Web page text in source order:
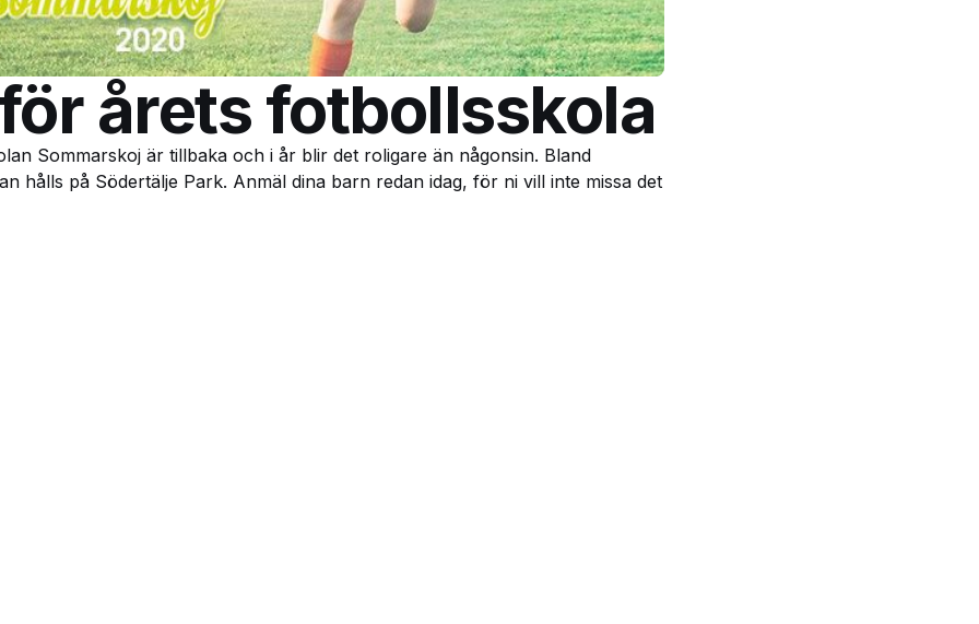
årets fotbollsskola
Sommarskoj är tillbaka och i år blir det roligare än någonsin. Bland
hålls på Södertälje Park. Anmäl dina barn redan idag, för ni vill inte missa det